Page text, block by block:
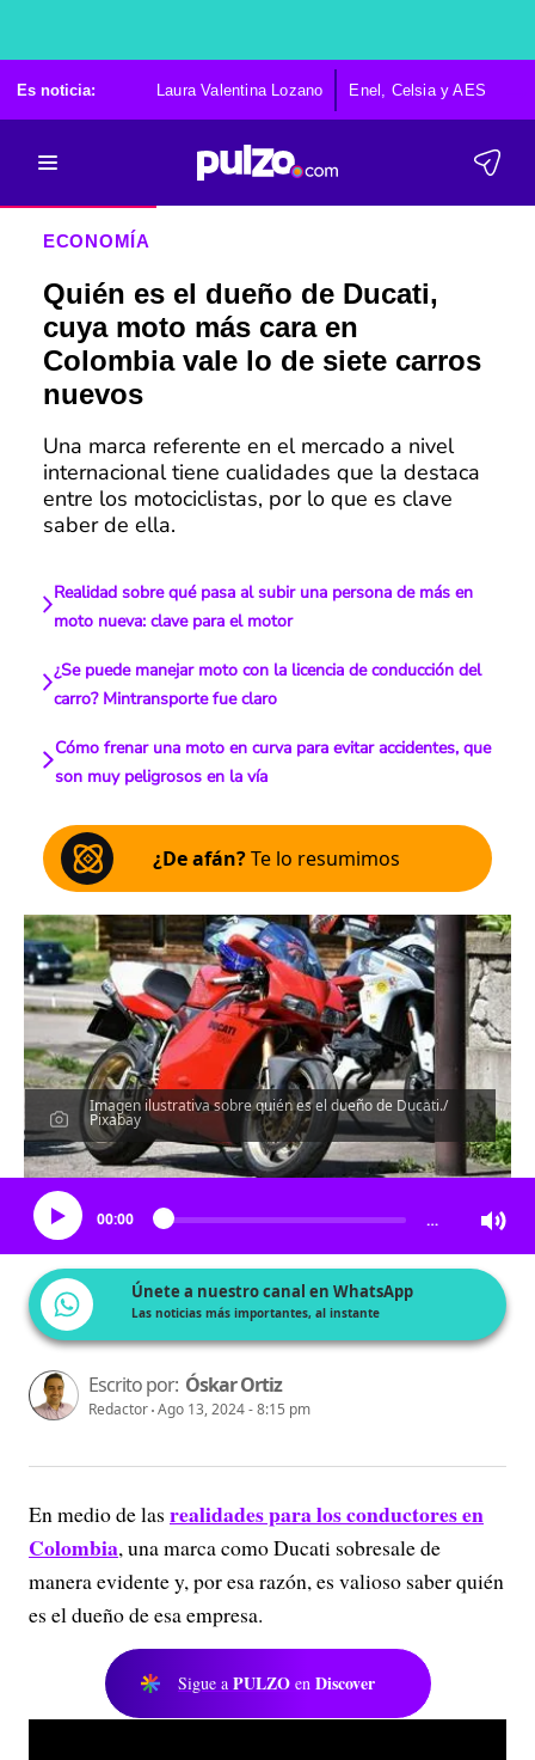
Es noticia: Laura Valentina Lozano Enel, Celsia y AES
ECONOMÍA
Quién es el dueño de Ducati,
cuya moto más cara en
Colombia vale lo de siete carros
nuevos
Una marca referente en el mercado a nivel
internacional tiene cualidades que la destaca
entre los motociclistas, por lo que es clave
saber de ella.
Realidad sobre qué pasa al subir una persona de más en
moto nueva: clave para el motor
¿Se puede manejar moto con la licencia de conducción del
carro? Mintransporte fue claro
Cómo frenar una moto en curva para evitar accidentes, que
son muy peligrosos en la vía
¿De afán?Te lo resumimos
Imagen ilustrativa sobre quién es el dueño de Ducati./
Pixabay
Escucha el artículo
00:00 …
Únete a nuestro canal en WhatsApp
Las noticias más importantes, al instante
Escrito por: Óskar Ortiz
Redactor Ago 13, 2024 - 8:15 pm
En medio de las realidades para los conductores en
Colombia, una marca como Ducati sobresale de
manera evidente y, por esa razón, es valioso saber quién
es el dueño de esa empresa.
Sigue a PULZO en Discover